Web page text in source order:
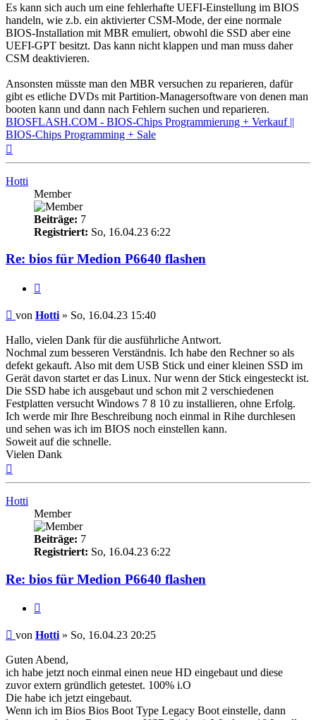
Es kann sich auch um eine fehlerhafte UEFI-Einstellung im BIOS
handeln, wie z.b. ein aktivierter CSM-Mode, der eine normale
BIOS-Installation mit MBR emuliert, obwohl die SSD aber eine
UEFI-GPT besitzt. Das kann nicht klappen und man muss daher
CSM deaktivieren.
Ansonsten müsste man den MBR versuchen zu reparieren, dafür
gibt es etliche DVDs mit Partition-Managersoftware von denen man
booten kann und dann nach Fehlern suchen und reparieren.
BIOSFLASH.COM - BIOS-Chips Programmierung + Verkauf ||
BIOS-Chips Programming + Sale
Hotti
Member
Beiträge: 7
Registriert: So, 16.04.23 6:22
Re: bios für Medion P6640 flashen
Beitrag
von Hotti » So, 16.04.23 15:40
Hallo, vielen Dank für die ausführliche Antwort.
Nochmal zum besseren Verständnis. Ich habe den Rechner so als
defekt gekauft. Also mit dem USB Stick und einer kleinen SSD im
Gerät davon startet er das Linux. Nur wenn der Stick eingesteckt ist.
Die SSD habe ich ausgebaut und schon mit 2 verschiedenen
Festplatten versucht Windows 7 8 10 zu installieren, ohne Erfolg.
Ich werde mir Ihre Beschreibung noch einmal in Rihe durchlesen
und sehen was ich im BIOS noch einstellen kann.
Soweit auf die schnelle.
Vielen Dank
Hotti
Member
Beiträge: 7
Registriert: So, 16.04.23 6:22
Re: bios für Medion P6640 flashen
Beitrag
von Hotti» So, 16.04.23 20:25
Guten Abend,
ich habe jetzt noch einmal einen neue HD eingebaut und diese
zuvor extern gründlich getestet. 100% i.O
Die habe ich jetzt eingebaut.
Wenn ich im Bios Bios Boot Type Legacy Boot einstelle, dann